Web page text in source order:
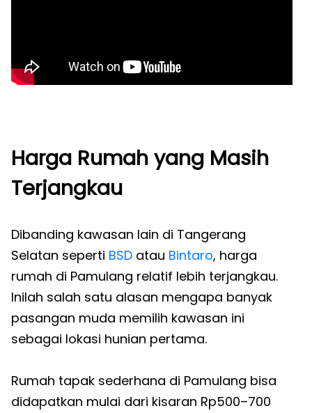
Harga Rumah yang Masih
Terjangkau
Dibanding kawasan lain di Tangerang
Selatan seperti BSD atau Bintaro, harga
rumah di Pamulang relatif lebih terjangkau.
Inilah salah satu alasan mengapa banyak
pasangan muda memilih kawasan ini
sebagai lokasi hunian pertama.
Rumah tapak sederhana di Pamulang bisa
didapatkan mulai dari kisaran Rp500–700